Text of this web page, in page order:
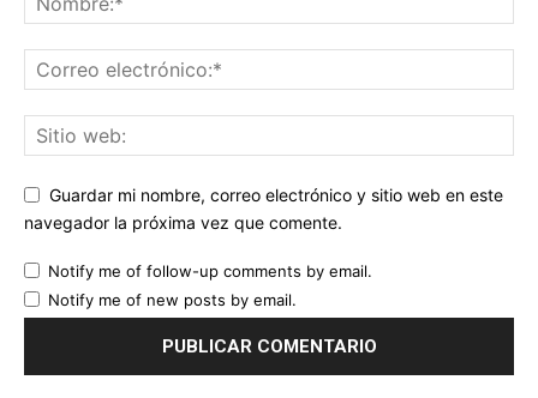
Guardar mi nombre, correo electrónico y sitio web en este
navegador la próxima vez que comente.
Notify me of follow-up comments by email.
Notify me of new posts by email.